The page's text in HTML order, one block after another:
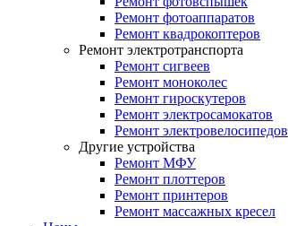
Ремонт фотоаппаратов
Ремонт квадрокоптеров
Ремонт электротранспорта
Ремонт сигвеев
Ремонт моноколес
Ремонт гироскутеров
Ремонт электросамокатов
Ремонт электровелосипедов
Другие устройства
Ремонт МФУ
Ремонт плоттеров
Ремонт принтеров
Ремонт массажных кресел